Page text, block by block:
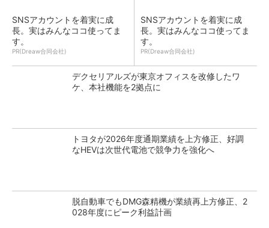
SNSアカウントを着実に成
長。実はみんなココ使ってま
す。
PR(Dreaw合同会社)
SNSアカウントを着実に成
長。実はみんなココ使ってま
す。
PR(Dreaw合同会社)
デクセリアルズが東京オフィスを改修したワ
ケ、本社機能を2拠点に
トヨタが2026年度通期業績を上方修正、好調
なHEVは次世代電池で競争力を強化へ
脱自動車でもDMG森精機が業績再上方修正、2
028年度にピーク利益計画